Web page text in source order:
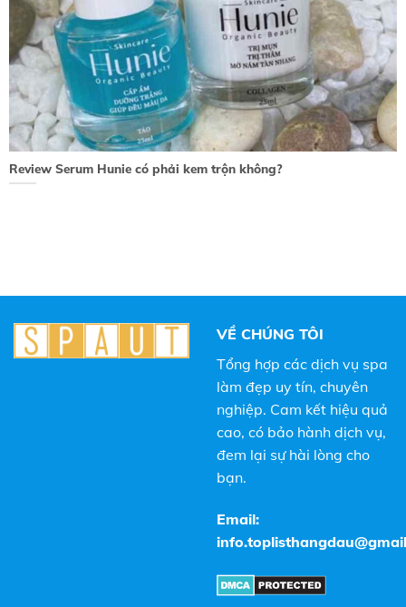
Review Serum Hunie có phải kem trộn không?
VỀ CHÚNG TÔI
Tổng hợp các dịch vụ spa
làm đẹp uy tín, chuyên
nghiệp. Cam kết hiệu quả
cao, có bảo hành dịch vụ,
đem lại sự hài lòng cho
bạn.
Email: